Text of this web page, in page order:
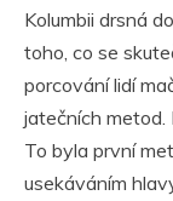
Kolumbii drsná
toho, co se
porcování lidí
jatečních
To byla první
usekáváním